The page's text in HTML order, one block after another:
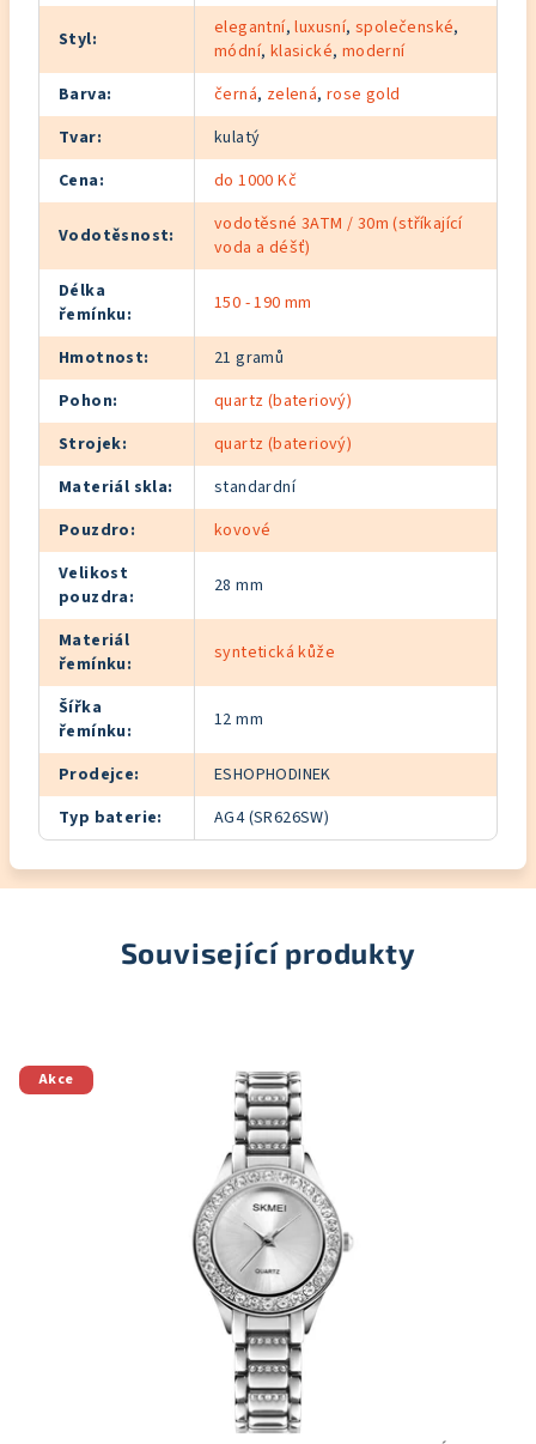
Styl: elegantní,luxusní,společenské,
módní, klasické, moderní
Barva: černá, zelená,rose gold
Tvar:
kulatý
Cena: do 1000 Kč
Vodotěsnost:
vodotěsné 3ATM / 30m (stříkající
voda a déšť)
Délka
řemínku: 150 - 190 mm
Hmotnost:
21 gramů
Pohon:
quartz (bateriový)
Strojek:
quartz (bateriový)
Materiál skla:
standardní
Pouzdro:
kovové
Velikost
pouzdra: 28 mm
Materiál
řemínku: syntetická kůže
Šířka
řemínku: 12 mm
Prodejce:
ESHOPHODINEK
Typ baterie: AG4 (SR626SW)
Související produkty
Akce